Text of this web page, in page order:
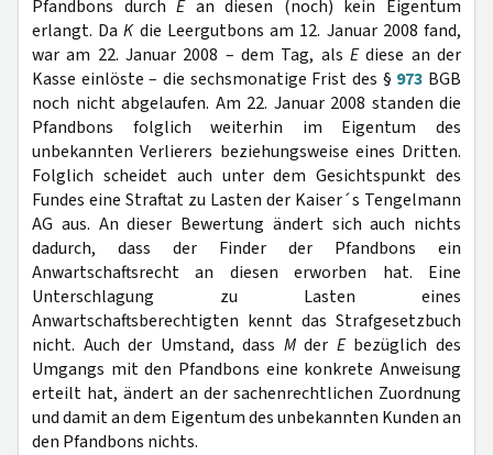
Pfandbons durchEan diesen (noch) kein Eigentum
erlangt. DaKdie Leergutbons am 12. Januar 2008 fand,
war am 22. Januar 2008 – dem Tag, als Ediese an der
Kasse einlöste – die sechsmonatige Frist des § 973 BGB
noch nicht abgelaufen. Am 22. Januar 2008 standen die
Pfandbons folglich weiterhin im Eigentum des
unbekannten Verlierers beziehungsweise eines Dritten.
Folglich scheidet auch unter dem Gesichtspunkt des
Fundes eine Straftat zu Lasten der Kaiser´s Tengelmann
AG aus. An dieser Bewertung ändert sich auch nichts
dadurch, dass der Finder der Pfandbons ein
Anwartschaftsrecht an diesen erworben hat. Eine
Unterschlagung zu Lasten eines
Anwartschaftsberechtigten kennt das Strafgesetzbuch
nicht. Auch der Umstand, dass Mder Ebezüglich des
Umgangs mit den Pfandbons eine konkrete Anweisung
erteilt hat, ändert an der sachenrechtlichen Zuordnung
und damit an dem Eigentum des unbekannten Kunden an
den Pfandbons nichts.